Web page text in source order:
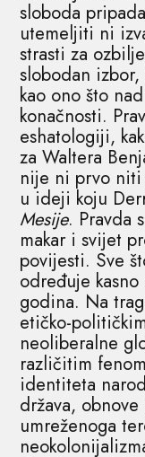
sloboda
utemeljiti ni
strasti za
slobodan
kao ono što
konačnosti.
eshatologiji,
za Waltera
nije ni prvo niti
u ideji koju
Mesije. Pravda
makar i svijet
povijesti. Sve
određuje
godina. Na
etičko-
neoliberalne
različitim
identiteta
država,
umreženoga